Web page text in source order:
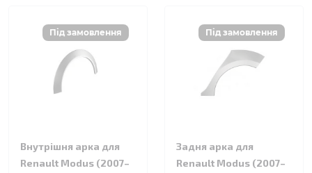
Внутрішня арка для
Renault Modus (2007–
Задня арка для
Renault Modus (2007–